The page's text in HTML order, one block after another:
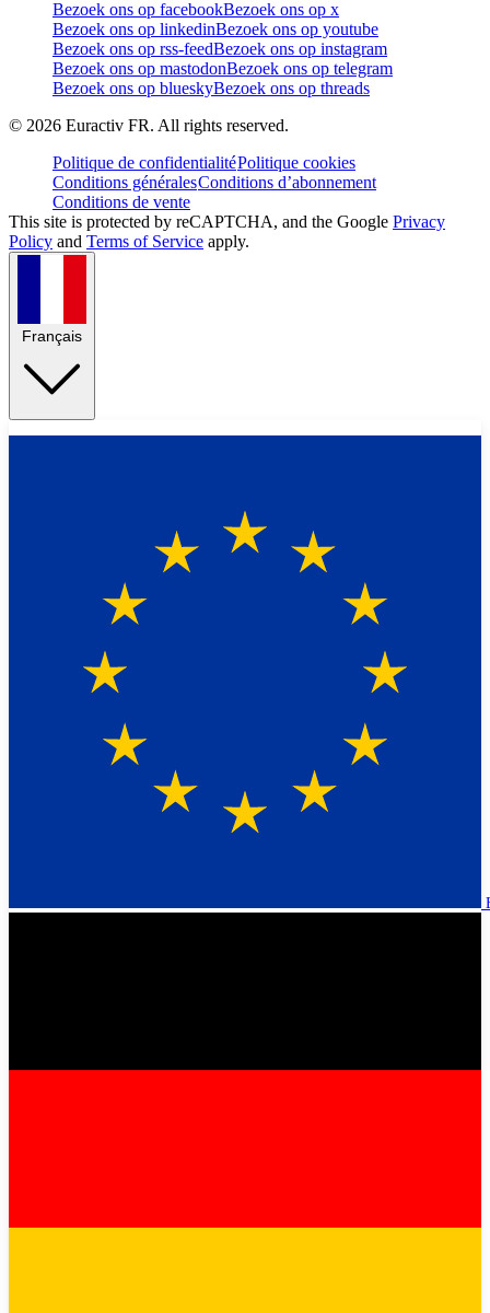
Bezoek ons op facebookBezoek ons op x
Bezoek ons op linkedinBezoek ons op youtube
Bezoek ons op rss-feedBezoek ons op instagram
Bezoek ons op mastodonBezoek ons op telegram
Bezoek ons op blueskyBezoek ons op threads
© 2026 Euractiv FR. All rights reserved.
Politique de confidentialitéPolitique cookies
Conditions généralesConditions d’abonnement
Conditions de vente
This site is protected by reCAPTCHA, and the Google Privacy
Policy and Terms of Service apply.
Français